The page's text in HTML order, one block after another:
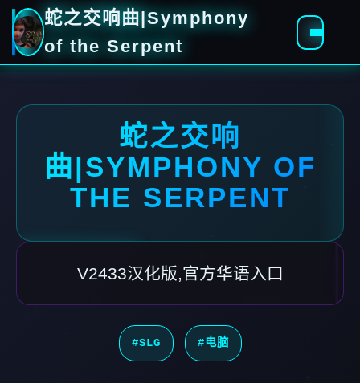
蛇之交响曲|Symphony
of the Serpent
蛇之交响
曲|SYMPHONY OF
THE SERPENT
V2433汉化版,官方华语入口
#SLG #电脑